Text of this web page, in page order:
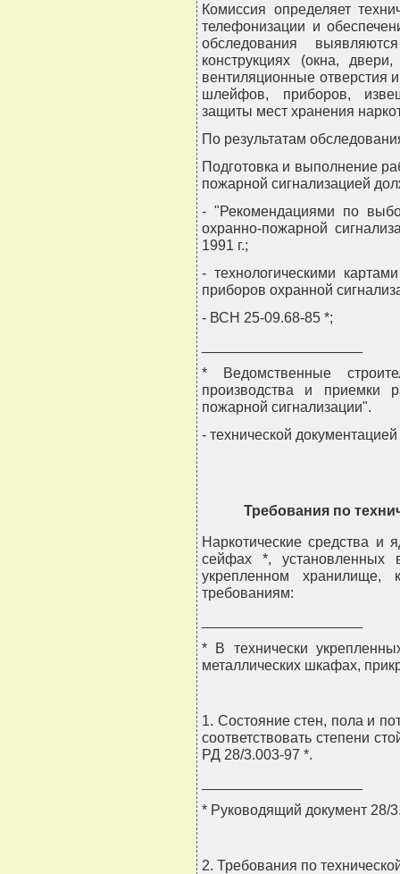
Комиссия определяет
телефонизации и
обследования
конструкциях (окна,
вентиляционные отверстия
шлейфов, приборов,
защиты мест хранения
По результатам
Подготовка и выполнение
пожарной сигнализацией
- "Рекомендациями по
охранно-пожарной
1991 г.;
- технологическими
приборов охранной
- ВСН 25-09.68-85 *;
* Ведомственные
производства и приемки
пожарной сигнализации".
- технической
Требования по
Наркотические средства и
сейфах *, установленных
укрепленном хранилище,
требованиям:
* В технически
металлических шкафах,
1. Состояние стен, пола и
соответствовать степени
РД 28/3.003-97 *.
* Руководящий документ
2. Требования по